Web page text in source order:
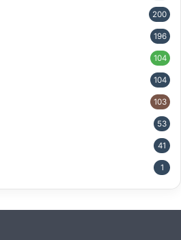
200
196
104
104
103
53
41
1